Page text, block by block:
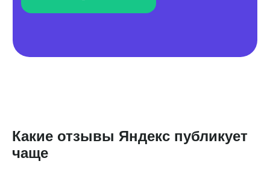
Какие отзывы Яндекс публикует
чаще